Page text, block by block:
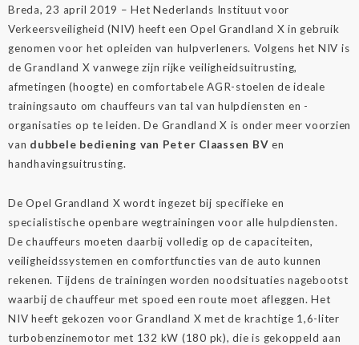
Breda, 23 april 2019 – Het Nederlands Instituut voor
Verkeersveiligheid (NIV) heeft een Opel Grandland X in gebruik
genomen voor het opleiden van hulpverleners. Volgens het NIV is
de Grandland X vanwege zijn rijke veiligheidsuitrusting,
afmetingen (hoogte) en comfortabele AGR-stoelen de ideale
trainingsauto om chauffeurs van tal van hulpdiensten en -
organisaties op te leiden. De Grandland X is onder meer voorzien
van dubbele bediening van Peter Claassen BV en
handhavingsuitrusting.
De Opel Grandland X wordt ingezet bij specifieke en
specialistische openbare wegtrainingen voor alle hulpdiensten.
De chauffeurs moeten daarbij volledig op de capaciteiten,
veiligheidssystemen en comfortfuncties van de auto kunnen
rekenen. Tijdens de trainingen worden noodsituaties nagebootst
waarbij de chauffeur met spoed een route moet afleggen. Het
NIV heeft gekozen voor Grandland X met de krachtige 1,6-liter
turbobenzinemotor met 132 kW (180 pk), die is gekoppeld aan